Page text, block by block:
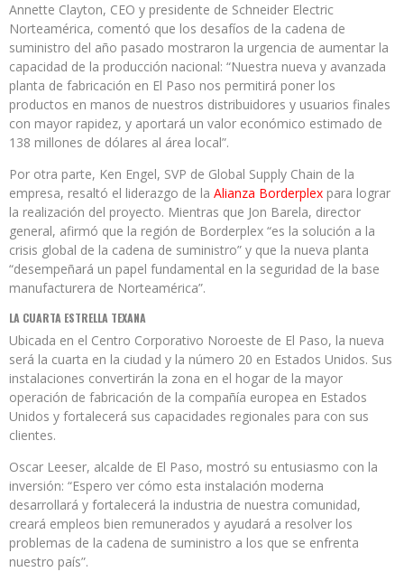
Annette Clayton, CEO y presidente de Schneider Electric
Norteamérica, comentó que los desafíos de la cadena de
suministro del año pasado mostraron la urgencia de aumentar la
capacidad de la producción nacional: “Nuestra nueva y avanzada
planta de fabricación en El Paso nos permitirá poner los
productos en manos de nuestros distribuidores y usuarios finales
con mayor rapidez, y aportará un valor económico estimado de
138 millones de dólares al área local”.
Por otra parte, Ken Engel, SVP de Global Supply Chain de la
empresa, resaltó el liderazgo de la Alianza Borderplex para lograr
la realización del proyecto. Mientras que Jon Barela, director
general, afirmó que la región de Borderplex “es la solución a la
crisis global de la cadena de suministro” y que la nueva planta
“desempeñará un papel fundamental en la seguridad de la base
manufacturera de Norteamérica”.
LA CUARTA ESTRELLA TEXANA
Ubicada en el Centro Corporativo Noroeste de El Paso, la nueva
será la cuarta en la ciudad y la número 20 en Estados Unidos. Sus
instalaciones convertirán la zona en el hogar de la mayor
operación de fabricación de la compañía europea en Estados
Unidos y fortalecerá sus capacidades regionales para con sus
clientes.
Oscar Leeser, alcalde de El Paso, mostró su entusiasmo con la
inversión: “Espero ver cómo esta instalación moderna
desarrollará y fortalecerá la industria de nuestra comunidad,
creará empleos bien remunerados y ayudará a resolver los
problemas de la cadena de suministro a los que se enfrenta
nuestro país”.